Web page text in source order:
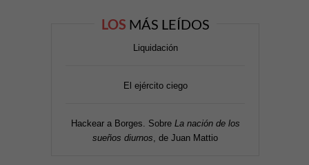
LOS MÁS LEÍDOS
Liquidación
El ejército ciego
Hackear a Borges. Sobre La nación de los
sueños diurnos , de Juan Mattio